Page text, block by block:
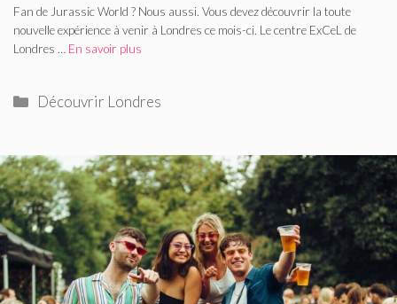
Fan de Jurassic World ? Nous aussi. Vous devez découvrir la toute
nouvelle expérience à venir à Londres ce mois-ci. Le centre ExCeL de
Londres … En savoir plus
Catégories
Découvrir Londres